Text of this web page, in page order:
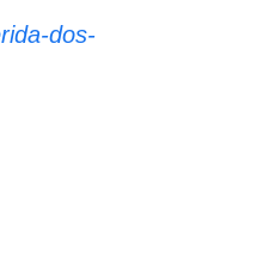
dos-